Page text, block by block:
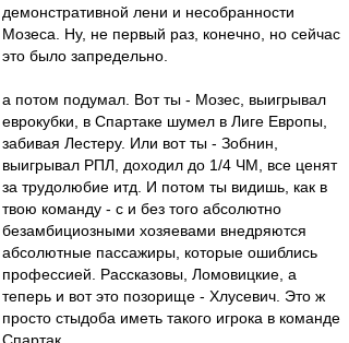
демонстративной лени и несобранности
Мозеса. Ну, не первый раз, конечно, но сейчас
это было запредельно.
а потом подумал. Вот ты - Мозес, выигрывал
еврокубки, в Спартаке шумел в Лиге Европы,
забивая Лестеру. Или вот ты - Зобнин,
выигрывал РПЛ, доходил до 1/4 ЧМ, все ценят
за трудолюбие итд. И потом ты видишь, как в
твою команду - с и без того абсолютно
безамбициозными хозяевами внедряются
абсолютные пассажиры, которые ошиблись
профессией. Рассказовы, Ломовицкие, а
теперь и вот это позорище - Хлусевич. Это ж
просто стыдоба иметь такого игрока в команде